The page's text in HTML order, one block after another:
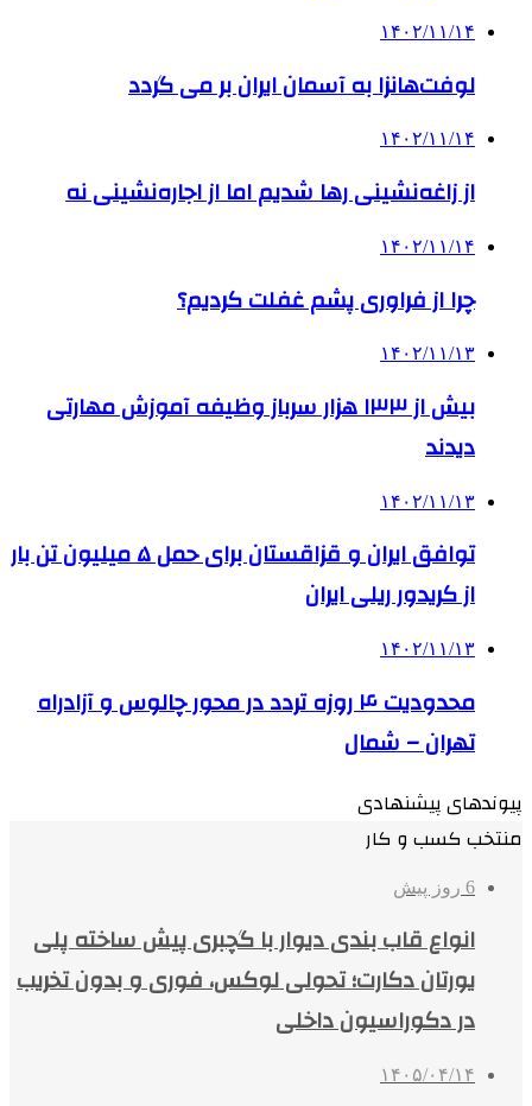
۱۴۰۲/۱۱/۱۴
لوفت‌هانزا به آسمان ایران بر می گردد
۱۴۰۲/۱۱/۱۴
از زاغه‌نشینی رها شدیم اما از اجاره‌نشینی نه
۱۴۰۲/۱۱/۱۴
چرا از فراوری پشم غفلت کردیم؟
۱۴۰۲/۱۱/۱۳
بیش از ۱۳۳ هزار سرباز وظیفه آموزش مهارتی
دیدند
۱۴۰۲/۱۱/۱۳
توافق ایران و قزاقستان برای حمل ۵ میلیون تن بار
از کریدور ریلی ایران
۱۴۰۲/۱۱/۱۳
محدودیت ۴ روزه تردد در محور چالوس و آزادراه
تهران – شمال
پیوندهای پیشنهادی
منتخب کسب و کار
6 روز پیش
انواع قاب بندی دیوار با گچبری پیش ساخته پلی
یورتان دکارت؛ تحولی لوکس، فوری و بدون تخریب
در دکوراسیون داخلی
۱۴۰۵/۰۴/۱۴